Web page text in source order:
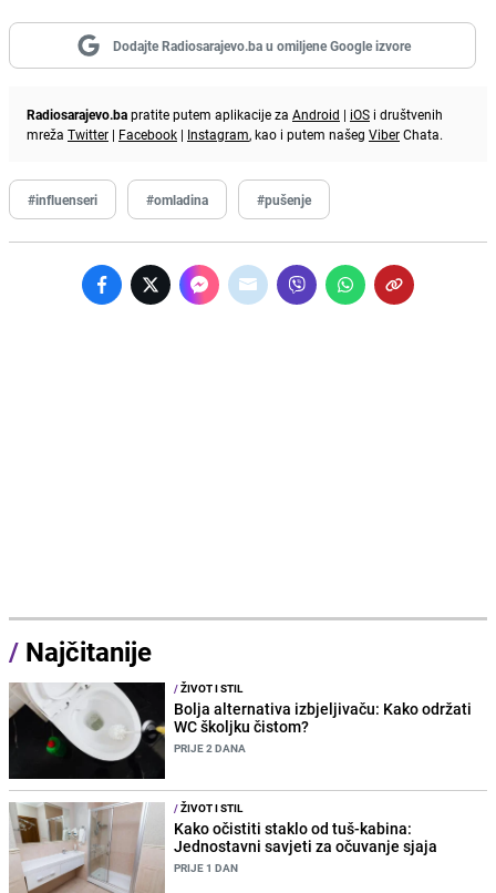
Dodajte Radiosarajevo.ba u omiljene Google izvore
Radiosarajevo.bapratite putem aplikacije za Android | iOS i društvenih
mreža Twitter | Facebook | Instagram, kao i putem našeg ViberChata.
#influenseri #omladina #pušenje
/ Najčitanije
/ŽIVOT I STIL
Bolja alternativa izbjeljivaču: Kako održati
WC školjku čistom?
PRIJE 2 DANA
/ŽIVOT I STIL
Kako očistiti staklo od tuš-kabina:
Jednostavni savjeti za očuvanje sjaja
PRIJE 1 DAN